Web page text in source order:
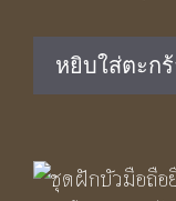
฿
หยิบใส่ตะก